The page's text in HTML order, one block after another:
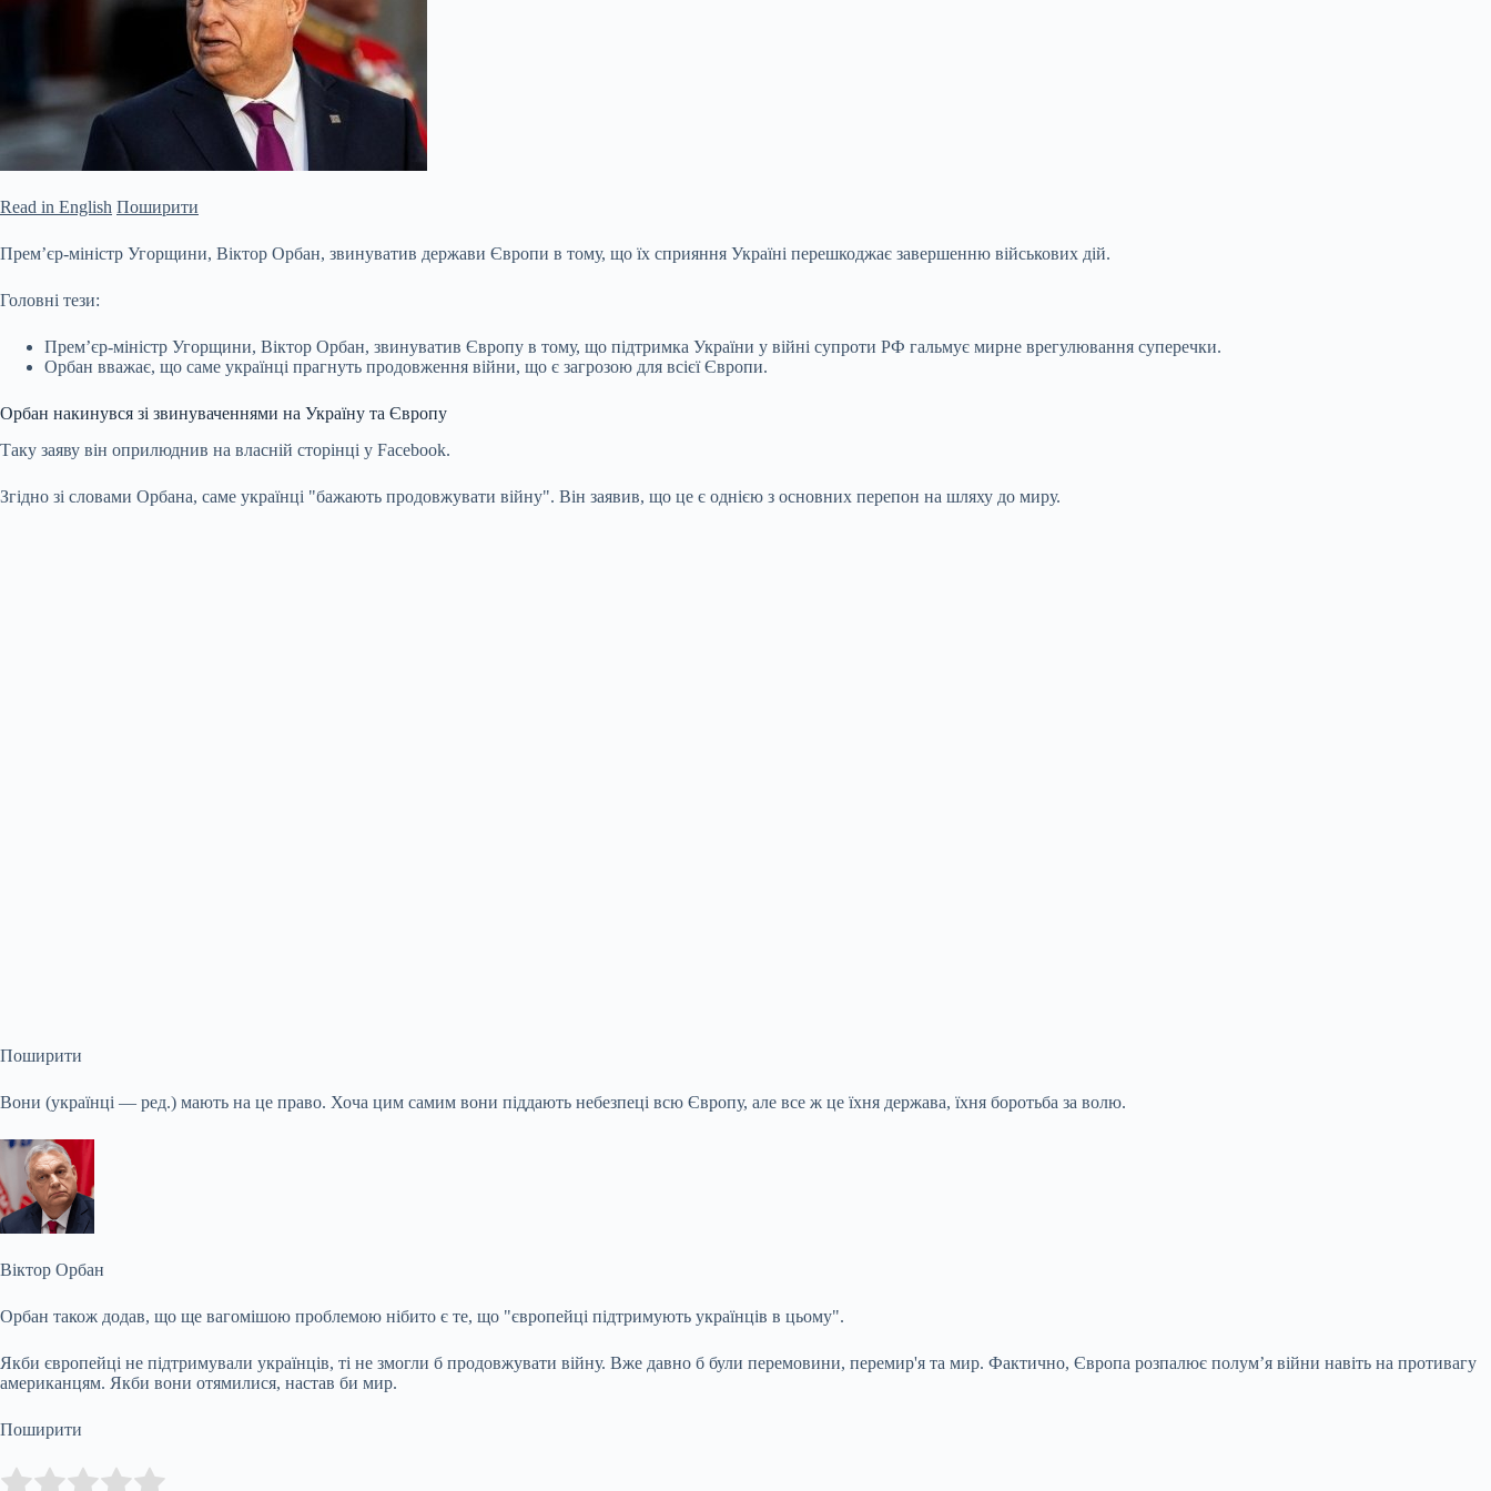
Read in English Поширити
Прем’єр-міністр Угорщини, Віктор Орбан, звинуватив держави Європи в тому, що їх сприяння Україні перешкоджає завершенню військових дій.
Головні тези:
Прем’єр-міністр Угорщини, Віктор Орбан, звинуватив Європу в тому, що підтримка України у війні супроти РФ гальмує мирне врегулювання суперечки.
Орбан вважає, що саме українці прагнуть продовження війни, що є загрозою для всієї Європи.
Орбан накинувся зі звинуваченнями на Україну та Європу
Таку заяву він оприлюднив на власній сторінці у Facebook.
Згідно зі словами Орбана, саме українці "бажають продовжувати війну". Він заявив, що це є однією з основних перепон на шляху до миру.
Поширити
Вони (українці — ред.) мають на це право. Хоча цим самим вони піддають небезпеці всю Європу, але все ж це їхня держава, їхня боротьба за волю.
Віктор Орбан
Орбан також додав, що ще вагомішою проблемою нібито є те, що "європейці підтримують українців в цьому".
Якби європейці не підтримували українців, ті не змогли б продовжувати війну. Вже давно б були перемовини, перемир'я та мир. Фактично, Європа розпалює полум’я війни навіть на противагу
американцям. Якби вони отямилися, настав би мир.
Поширити
Rate this item: